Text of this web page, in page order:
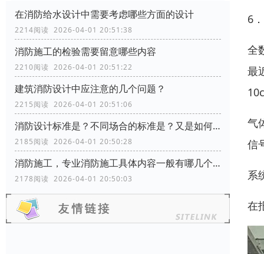
在消防给水设计中需要考虑哪些方面的设计
2214阅读 2026-04-01 20:51:38
消防施工的检验需要留意哪些内容
2210阅读 2026-04-01 20:51:22
建筑消防设计中应注意的几个问题？
2215阅读 2026-04-01 20:51:06
消防设计标准是？不同场合的标准是？又是如何分类的？
2185阅读 2026-04-01 20:50:28
消防施工，专业消防施工具体内容一般有哪几个方面？
2178阅读 2026-04-01 20:50:03
6
全
最
气
信
系
在